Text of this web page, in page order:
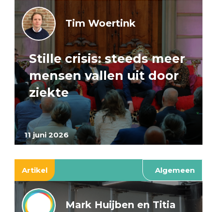
11 juni 2026
Tim Woertink
Stille crisis: steeds meer
mensen vallen uit door
ziekte
Artikel Algemeen
Mark Huijben en Titia